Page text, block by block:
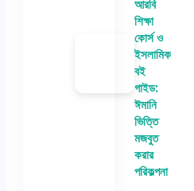
আরবি
শিক্ষা
কোর্স ও
ইসলামিক
বই
গাইড:
ঈমানি
ভিত্তি
মজবুত
করার
পরিকল্পনা